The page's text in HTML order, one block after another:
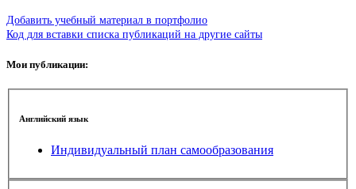
Добавить учебный материал в портфолио
Код для вставки списка публикаций на другие сайты
Мои публикации:
Английский язык
Индивидуальный план самообразования